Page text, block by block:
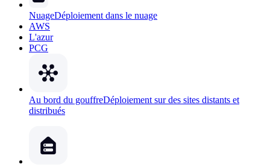
NuageDéploiement dans le nuage
AWS
L'azur
PCG
Au bord du gouffreDéploiement sur des sites distants et
distribués